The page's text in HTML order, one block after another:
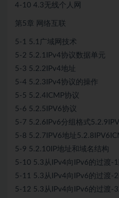
4-10 4.3无线个人网
第5章 网络互联
5-1 5.1广域网技术
5-2 5.2.1IPv4协议数据单元
5-3 5.2.2IPv4地址
5-4 5.2.3IPv4协议的操作
5-5 5.2.4ICMP协议
5-6 5.2.5IPV6协议
5-7 5.2.6IPv6分组格式
5-8 5.2.7IPV6地址
5-9 5.2.10IP地址和域名结构
5-10 5.3从IPv4向IPv6的过渡-
5-11 5.3从IPv4向IPv6的过渡-
5-12 5.3从IPv4向IPv6的过渡-